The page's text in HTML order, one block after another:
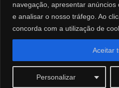
navegação, apresentar
e analisar o nosso tráfego. Ao
concorda com a utilização de
Personalizar
Aceitar
Website desenhado por Roberto
© 2012-2026 PokéCenter Blog